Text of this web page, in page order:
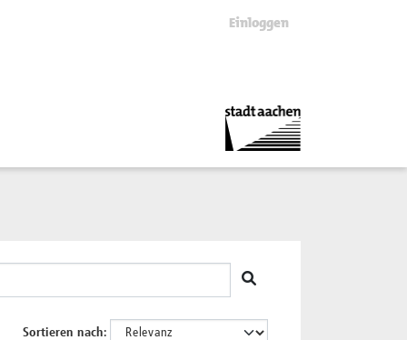
Einloggen
Sortieren nach